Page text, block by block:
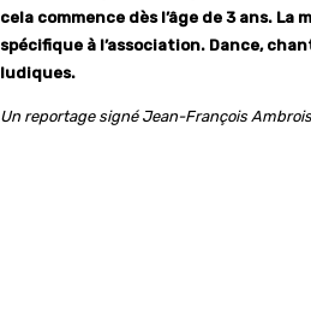
cela commence dès l’âge de 3 ans. La
spécifique à l’association. Dance,
ludiques.
Un reportage signé Jean-François